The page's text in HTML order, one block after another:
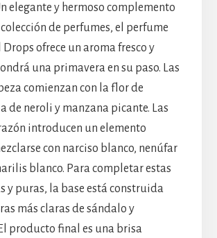
elegante y hermoso complemento
de perfumes, el perfume
Drops ofrece un aroma fresco y
una primavera en su paso. Las
comienzan con la flor de
de neroli y manzana picante. Las
introducen un elemento
con narciso blanco, nenúfar
blanco. Para completar estas
y puras, la base está construida
más claras de sándalo y
producto final es una brisa